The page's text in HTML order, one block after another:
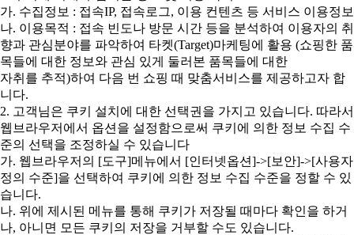
가. 수집정보 : 접속IP, 접속로그, 이용 컨텐츠 등 서비스 이용정보
나. 이용목적 : 접속 빈도나 방문 시간 등을 분석하여 이용자의 취
향과 관심분야를 파악하여 타켓(Target)마케팅에 활용 (쇼핑한 품
목들에 대한 정보와 관심 있게 둘러본 품목들에 대한
자취를 추적)하여 다음 번 쇼핑 때 맞춤서비스를 제공하고자 합
니다.
2. 고객님은 쿠키 설치에 대한 선택권을 가지고 있습니다. 따라서
웹브라우저에서 옵션을 설정함으로써 쿠키에 의한 정보 수집 수
준의 선택을 조정하실 수 있습니다
가. 웹브라우저의 [도구]메뉴에서 [인터넷옵션]->[보안]->[사용자
정의 수준]을 선택하여 쿠키에 의한 정보 수집 수준을 정할 수 있
습니다.
나. 위에 제시된 메뉴를 통해 쿠키가 저장될 때마다 확인을 하거
나, 아니면 모든 쿠키의 저장을 거부할 수도 있습니다.